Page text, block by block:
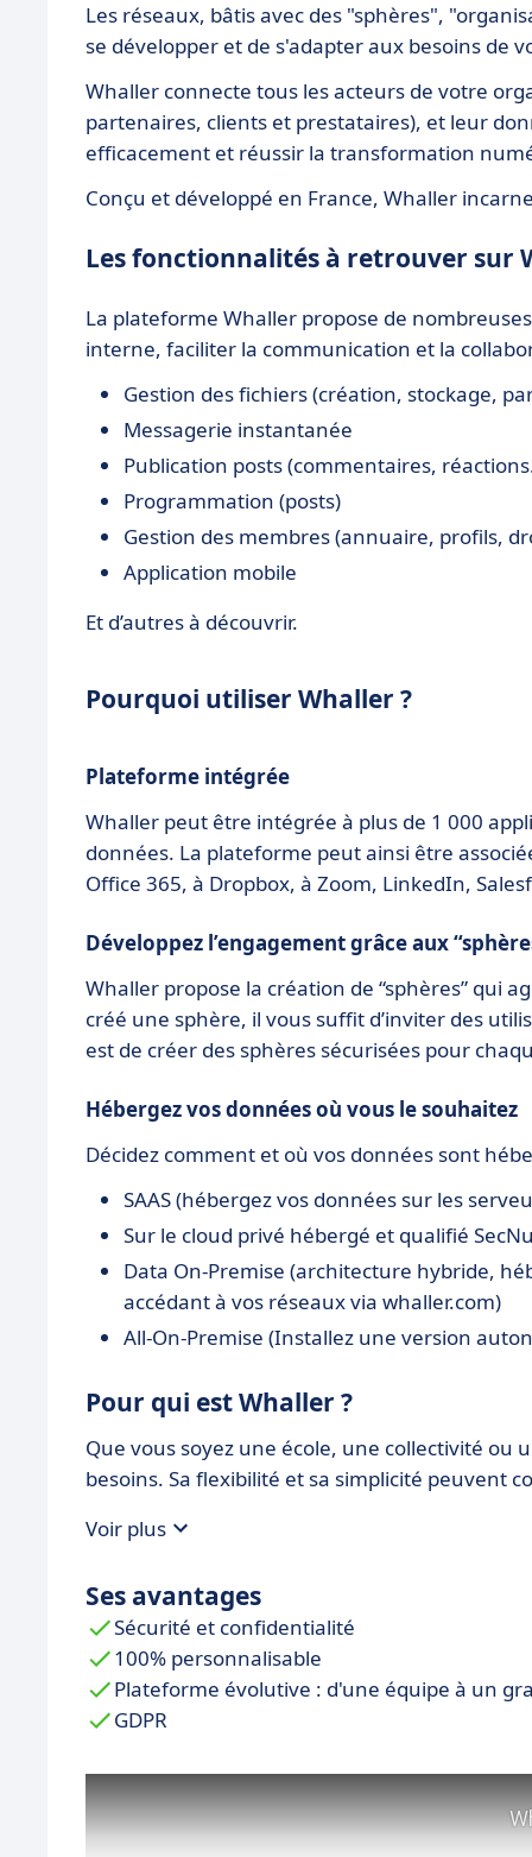
Les réseaux, bâtis avec des "sphères",
se développer et de s'adapter aux besoins de
Whaller connecte tous les acteurs de votre
partenaires, clients et prestataires), et leur
efficacement et réussir la transformation
Conçu et développé en France, Whaller
Les fonctionnalités à retrouver sur
La plateforme Whaller propose de
interne, faciliter la communication et la
Gestion des fichiers (création, stockage,
Messagerie instantanée
Publication posts (commentaires,
Programmation (posts)
Gestion des membres (annuaire, profils,
Application mobile
Et d’autres à découvrir.
Pourquoi utiliser Whaller ?
Plateforme intégrée
Whaller peut être intégrée à plus de 1 000
données. La plateforme peut ainsi être
Office 365, à Dropbox, à Zoom, LinkedIn,
Développez l’engagement grâce aux
Whaller propose la création de “sphères” qui
créé une sphère, il vous suffit d’inviter des
est de créer des sphères sécurisées pour
Hébergez vos données où vous le souhaitez
Décidez comment et où vos données sont
SAAS (hébergez vos données sur les
Sur le cloud privé hébergé et qualifié
Data On-Premise (architecture hybride,
accédant à vos réseaux via whaller.com)
All-On-Premise (Installez une version
Pour qui est Whaller ?
Que vous soyez une école, une collectivité
besoins. Sa flexibilité et sa simplicité peuvent
Voir plus
Ses avantages
Sécurité et confidentialité
100% personnalisable
Plateforme évolutive : d'une équipe à un
GDPR